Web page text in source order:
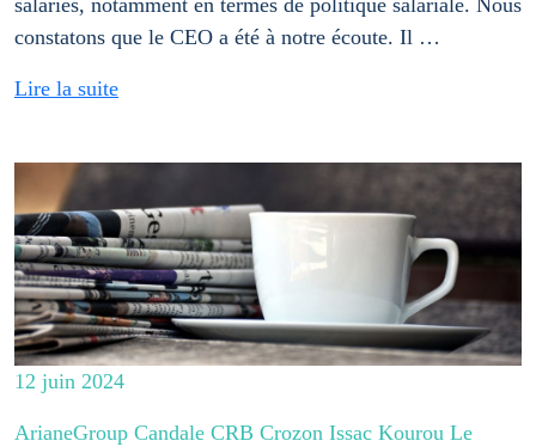
constatons que le CEO a été à notre écoute. Il …
Lire la suite
12 juin 2024
ArianeGroup Candale CRB Crozon Issac Kourou Le